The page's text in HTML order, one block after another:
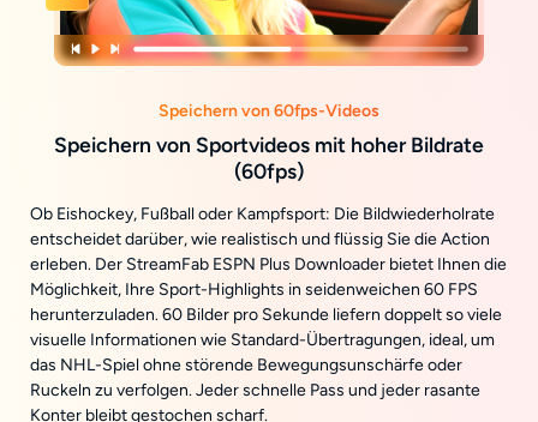
Speichern von 60fps-Videos
Speichern von Sportvideos mit hoher Bildrate
(60fps)
Ob Eishockey, Fußball oder Kampfsport: Die Bildwiederholrate
entscheidet darüber, wie realistisch und flüssig Sie die Action
erleben. Der StreamFab ESPN Plus Downloader bietet Ihnen die
Möglichkeit, Ihre Sport-Highlights in seidenweichen 60 FPS
herunterzuladen. 60 Bilder pro Sekunde liefern doppelt so viele
visuelle Informationen wie Standard-Übertragungen, ideal, um
das NHL-Spiel ohne störende Bewegungsunschärfe oder
Ruckeln zu verfolgen. Jeder schnelle Pass und jeder rasante
Konter bleibt gestochen scharf.